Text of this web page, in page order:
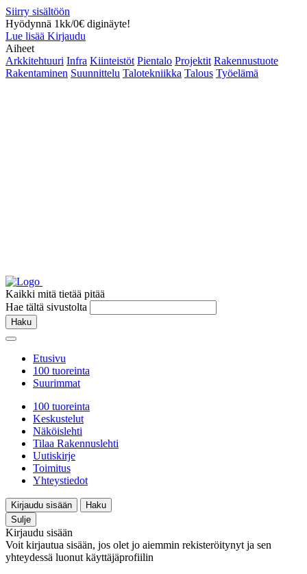
Siirry sisältöön
Hyödynnä 1kk/0€ diginäyte!
Lue lisää Kirjaudu
Aiheet
Arkkitehtuuri Infra Kiinteistöt Pientalo Projektit Rakennustuote
Rakentaminen Suunnittelu Talotekniikka Talous Työelämä
Kaikki mitä tietää pitää
Hae tältä sivustolta
Haku
Etusivu
100 tuoreinta
Suurimmat
100 tuoreinta
Keskustelut
Näköislehti
Tilaa Rakennuslehti
Uutiskirje
Toimitus
Yhteystiedot
Kirjaudu sisään
Haku
Sulje
Kirjaudu sisään
Voit kirjautua sisään, jos olet jo aiemmin rekisteröitynyt ja sen
yhteydessä luonut käyttäjäprofiilin